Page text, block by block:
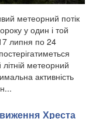
метеорний потік
у один і той
липня по 24
метеорний
активність
Хреста